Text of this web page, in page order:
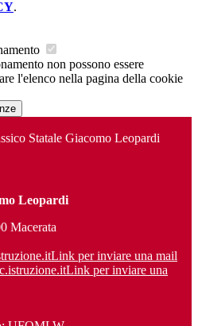
.
non possono essere
l'elenco nella pagina della cookie
Statale Giacomo Leopardi
Leopardi
Macerata
Link per inviare una mail
Link per inviare una